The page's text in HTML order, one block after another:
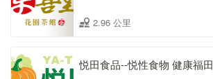
2.96 公里
悦田食品--悦性食物 健康福田